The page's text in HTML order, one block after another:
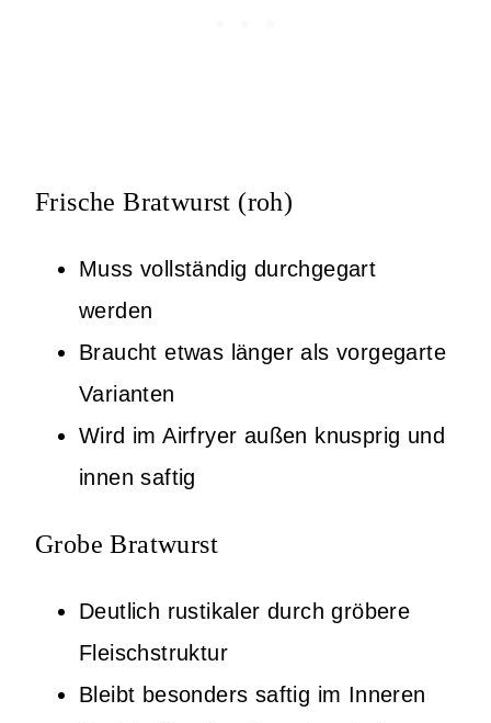
Frische Bratwurst (roh)
Muss vollständig durchgegart
werden
Braucht etwas länger als vorgegarte
Varianten
Wird im Airfryer außen knusprig und
innen saftig
Grobe Bratwurst
Deutlich rustikaler durch gröbere
Fleischstruktur
Bleibt besonders saftig im Inneren